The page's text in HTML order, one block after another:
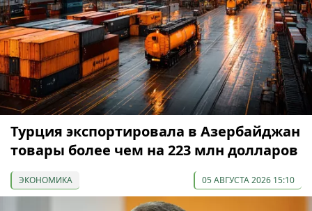
Турция экспортировала в Азербайджан
товары более чем на 223 млн долларов
ЭКОНОМИКА 05 АВГУСТА 2026 15:10